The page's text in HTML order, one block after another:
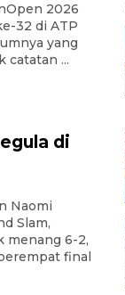
2026
32 di ATP
yang
catatan ...
di
Naomi
Slam,
menang 6-2,
final